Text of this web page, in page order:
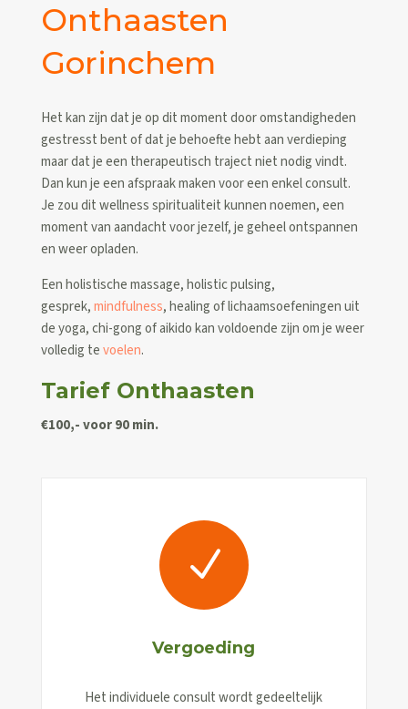
Onthaasten
Gorinchem
Het kan zijn dat je op dit moment door omstandigheden
gestresst bent of dat je behoefte hebt aan verdieping
maar dat je een therapeutisch traject niet nodig vindt.
Dan kun je een afspraak maken voor een enkel consult.
Je zou dit wellness spiritualiteit kunnen noemen, een
moment van aandacht voor jezelf, je geheel ontspannen
en weer opladen.
Een holistische massage, holistic pulsing,
gesprek,mindfulness, healing of lichaamsoefeningen uit
de yoga, chi-gong of aikido kan voldoende zijn om je weer
volledig tevoelen.
Tarief Onthaasten
€100,- voor 90 min.
N
Vergoeding
Het individuele consult wordt gedeeltelijk